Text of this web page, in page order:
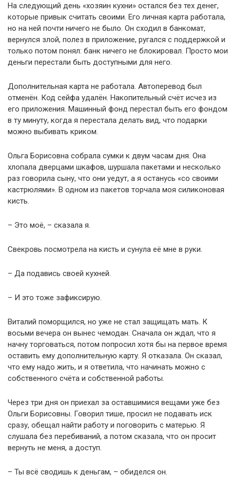
На следующий день «хозяин кухни» остался без тех денег,
которые привык считать своими. Его личная карта работала,
но на ней почти ничего не было. Он сходил в банкомат,
вернулся злой, полез в приложение, ругался с поддержкой и
только потом понял: банк ничего не блокировал. Просто мои
деньги перестали быть доступными для него.
Дополнительная карта не работала. Автоперевод был
отменён. Код сейфа удалён. Накопительный счёт исчез из
его приложения. Машинный фонд перестал быть его фондом
в ту минуту, когда я перестала делать вид, что подарки
можно выбивать криком.
Ольга Борисовна собрала сумки к двум часам дня. Она
хлопала дверцами шкафов, шуршала пакетами и несколько
раз говорила сыну, что они уедут, а я останусь «со своими
кастрюлями». В одном из пакетов торчала моя силиконовая
кисть.
– Это моё, – сказала я.
Свекровь посмотрела на кисть и сунула её мне в руки.
– Да подавись своей кухней.
– И это тоже зафиксирую.
Виталий поморщился, но уже не стал защищать мать. К
восьми вечера он вынес чемодан. Сначала он ждал, что я
начну торговаться, потом попросил хотя бы на первое время
оставить ему дополнительную карту. Я отказала. Он сказал,
что ему надо жить, и я ответила, что начинать можно с
собственного счёта и собственной работы.
Через три дня он приехал за оставшимися вещами уже без
Ольги Борисовны. Говорил тише, просил не подавать иск
сразу, обещал найти работу и поговорить с матерью. Я
слушала без перебиваний, а потом сказала, что он просит
вернуть не меня, а доступ.
– Ты всё сводишь к деньгам, – обиделся он.